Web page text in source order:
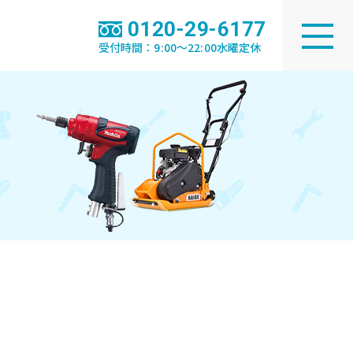
0120-29-6177
受付時間：9:00～22:00水曜定休